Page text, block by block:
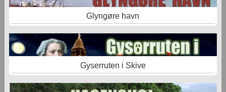
Glyngøre havn
Gyserruten i Skive